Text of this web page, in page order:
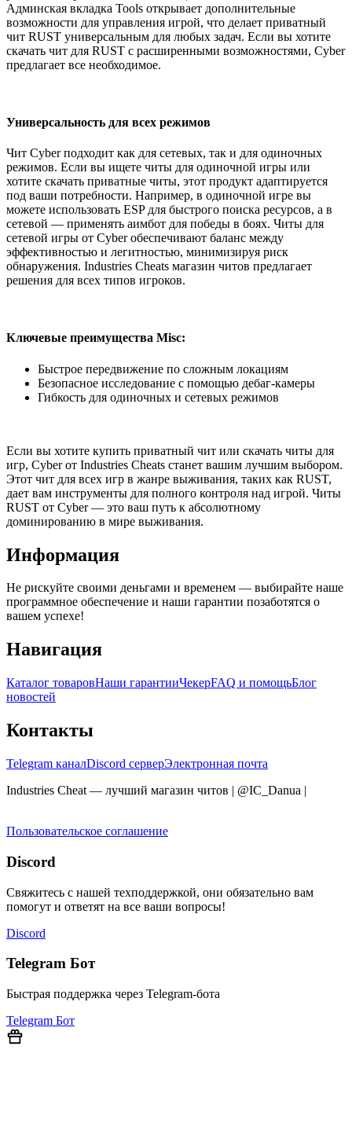
Админская вкладка Tools открывает дополнительные
возможности для управления игрой, что делает приватный
чит RUST универсальным для любых задач. Если вы хотите
скачать чит для RUST с расширенными возможностями, Cyber
предлагает все необходимое.
Универсальность для всех режимов
Чит Cyber подходит как для сетевых, так и для одиночных
режимов. Если вы ищете читы для одиночной игры или
хотите скачать приватные читы, этот продукт адаптируется
под ваши потребности. Например, в одиночной игре вы
можете использовать ESP для быстрого поиска ресурсов, а в
сетевой — применять аимбот для победы в боях. Читы для
сетевой игры от Cyber обеспечивают баланс между
эффективностью и легитностью, минимизируя риск
обнаружения. Industries Cheats магазин читов предлагает
решения для всех типов игроков.
Ключевые преимущества Misc:
Быстрое передвижение по сложным локациям
Безопасное исследование с помощью дебаг-камеры
Гибкость для одиночных и сетевых режимов
Если вы хотите купить приватный чит или скачать читы для
игр, Cyber от Industries Cheats станет вашим лучшим выбором.
Этот чит для всех игр в жанре выживания, таких как RUST,
дает вам инструменты для полного контроля над игрой. Читы
RUST от Cyber — это ваш путь к абсолютному
доминированию в мире выживания.
Информация
Не рискуйте своими деньгами и временем — выбирайте наше
программное обеспечение и наши гарантии позаботятся о
вашем успехе!
Навигация
Каталог товаровНаши гарантииЧекерFAQ и помощьБлог
новостей
Контакты
Telegram каналDiscord серверЭлектронная почта
Industries Cheat — лучший магазин читов | @IC_Danua |
Пользовательское соглашение
Discord
Свяжитесь с нашей техподдержкой, они обязательно вам
помогут и ответят на все ваши вопросы!
Discord
Telegram Бот
Быстрая поддержка через Telegram-бота
Telegram Бот